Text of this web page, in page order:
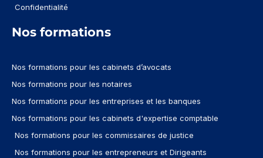
Confidentialité
Nos formations
Nos formations pour les cabinets d’avocats
Nos formations pour les notaires
Nos formations pour les entreprises et les banques
Nos formations pour les cabinets d'expertise comptable
Nos formations pour les commissaires de justice
Nos formations pour les entrepreneurs et Dirigeants